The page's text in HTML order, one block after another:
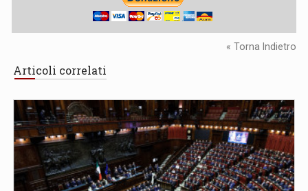
« Torna Indietro
Articoli correlati